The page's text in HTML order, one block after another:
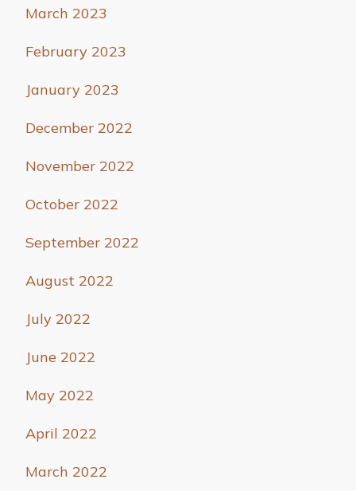
March 2023
February 2023
January 2023
December 2022
November 2022
October 2022
September 2022
August 2022
July 2022
June 2022
May 2022
April 2022
March 2022